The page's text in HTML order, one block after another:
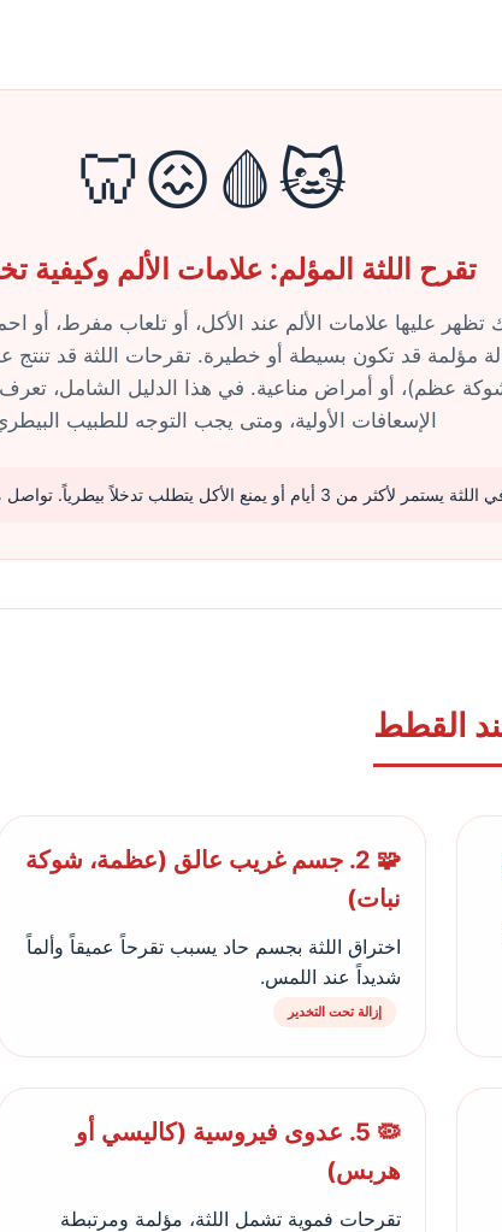
🐱🩸😖🦷
تقرح اللثة المؤلم: علامات الألم وكيفية
عليها علامات الألم عند الأكل، أو تلعاب مفرط، أو
مؤلمة قد تكون بسيطة أو خطيرة. تقرحات اللثة قد تنتج
عظم)، أو أمراض مناعية. في هذا الدليل الشامل،
الإسعافات الأولية، ومتى يجب التوجه للطبيب
3 أيام أو يمنع الأكل يتطلب تدخلاً بيطرياً. تواصل معنا عبر
القطط
🧩 2. جسم غريب عالق (عظمة، شوكة
نبات)
اختراق اللثة بجسم حاد يسبب تقرحاً عميقاً وألماً
شديداً عند اللمس.
إزالة تحت التخدير
🦠 5. عدوى فيروسية (كاليسي أو
هربس)
تقرحات فموية تشمل اللثة، مؤلمة ومرتبطة